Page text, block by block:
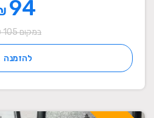
במקום 105 ₪
להזמנה